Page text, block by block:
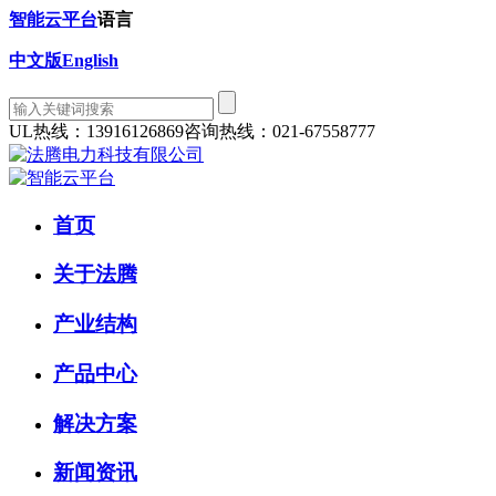
智能云平台语言
中文版English
UL热线：13916126869咨询热线：021-67558777
首页
关于法腾
产业结构
产品中心
解决方案
新闻资讯